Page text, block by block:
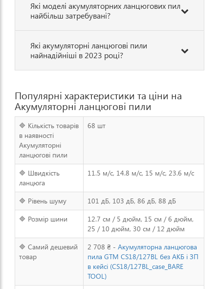
Які моделі акумуляторних ланцюгових пил
найбільш затребувані?
Які акумуляторні ланцюгові пили
найнадійніші в 2023 році?
Популярні характеристики та ціни на
Акумуляторні ланцюгові пили
🔷 Кількість товарів
в наявності
Акумуляторні
ланцюгові пили
68 шт
🔷 Швидкість
ланцюга
11.5 м/с, 14.8 м/с, 15 м/с, 23.6 м/с
🔷 Рівень шуму
101 дБ, 103 дБ, 86 дБ, 88 дБ
🔷 Розмір шини
12.7 см / 5 дюйм, 15 см / 6 дюйм,
25 / 10 дюйм, 30 см / 12 дюйм
🔷 Самий дешевий
товар
2 708 ₴ - Акумуляторна ланцюгова
пила GTM CS18/127BL без АКБ і ЗП
в кейсі (CS18/127BL_case_BARE
TOOL)